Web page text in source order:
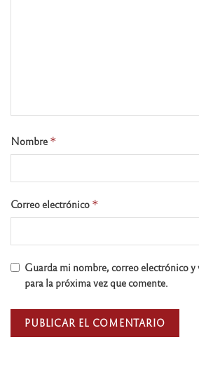
Nombre *
Correo electrónico *
Guarda mi nombre, correo electrónico y
para la próxima vez que comente.